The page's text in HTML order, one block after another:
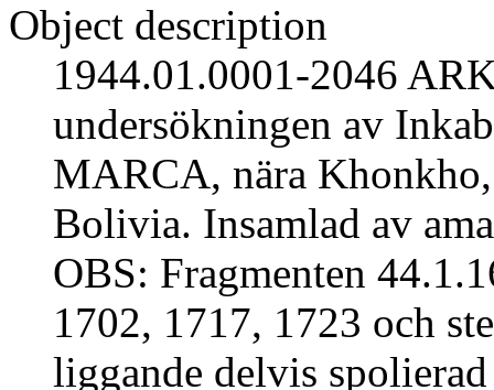
Object description
1944.01.0001-2046
undersökningen av
MARCA, nära
Bolivia. Insamlad av
OBS: Fragmenten
1702, 1717, 1723 och
liggande delvis